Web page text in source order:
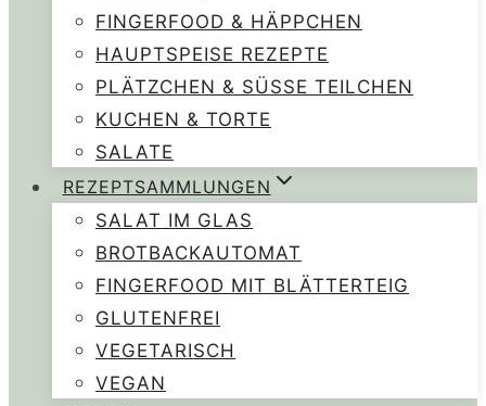
FINGERFOOD & HÄPPCHEN
HAUPTSPEISE REZEPTE
PLÄTZCHEN & SÜSSE TEILCHEN
KUCHEN & TORTE
SALATE
REZEPTSAMMLUNGEN
SALAT IM GLAS
BROTBACKAUTOMAT
FINGERFOOD MIT BLÄTTERTEIG
GLUTENFREI
VEGETARISCH
VEGAN